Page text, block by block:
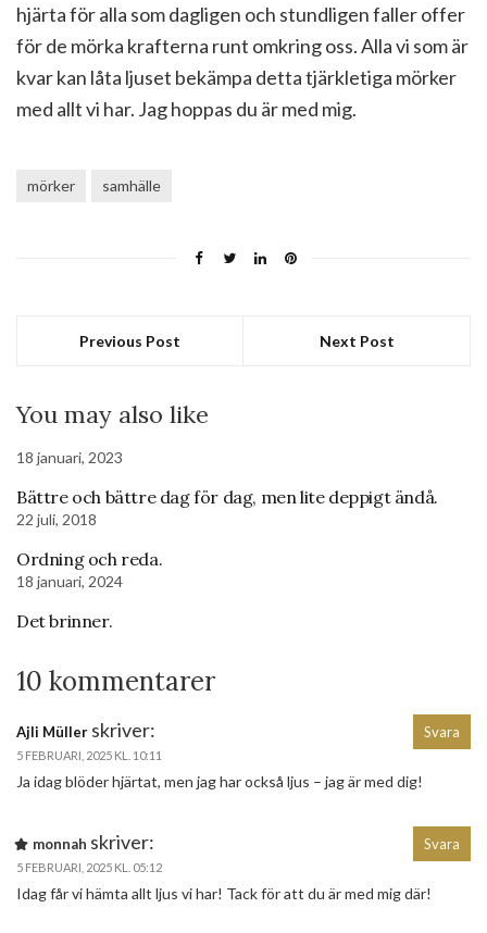
hjärta för alla som dagligen och stundligen faller offer
för de mörka krafterna runt omkring oss. Alla vi som är
kvar kan låta ljuset bekämpa detta tjärkletiga mörker
med allt vi har. Jag hoppas du är med mig.
mörker samhälle
Previous Post Next Post
You may also like
18 januari, 2023
Bättre och bättre dag för dag, men lite deppigt ändå.
22 juli, 2018
Ordning och reda.
18 januari, 2024
Det brinner.
10 kommentarer
Ajli Müller skriver:
5 FEBRUARI, 2025 KL. 10:11
Ja idag blöder hjärtat, men jag har också ljus – jag är med dig!
Svara
monnah skriver:
5 FEBRUARI, 2025 KL. 05:12
Idag får vi hämta allt ljus vi har! Tack för att du är med mig där!
Svara